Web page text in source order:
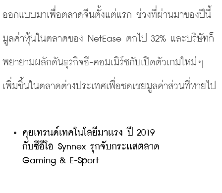
ออกแบบมาเพื่อตลาดจีนตั้งแต่แรก ช่วงที่ผ่านมาของปีนี้
มูลค่าหุ้นในตลาดของ NetEase ตกไป 32% และบริษัทก็
พยายามผลักดันธุรกิจอี-คอมเมิร์ซกับเปิดตัวเกมใหม่ๆ
เพิ่มขึ้นในตลาดต่างประเทศเพื่อชดเชยมูลค่าส่วนที่หายไป
คุยเทรนด์เทคโนโลยีมาเเรง ปี 2019
กับซีอีโอ Synnex รุกจับกระเเสตลาด
Gaming & E-Sport